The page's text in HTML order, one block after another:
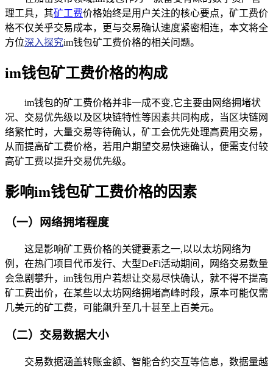
理工具，其矿工费价格始终是用户关注的核心要点，矿工费价
格不仅关乎交易成本，更与交易确认速度紧密相连，本文将全
方位深入探究im钱包矿工费价格的相关问题。
im钱包矿工费价格的构成
im钱包的矿工费价格并非一成不变,它主要由网络拥堵状
况、交易优先级以及区块链特性等因素共同构成，当区块链网
络繁忙时，大量交易等待确认，矿工会优先处理高费用交易，
从而提高矿工费价格，若用户期望交易快速确认，便需支付较
高矿工费以提升交易优先级。
影响im钱包矿工费价格的因素
（一）网络拥堵程度
这是影响矿工费价格的关键要素之一,以以太坊网络为
例，在热门项目代币发行、大型DeFi活动期间，网络交易数量
会急剧攀升，im钱包用户若想让交易尽快确认，就不得不提高
矿工费出价，在某些以太坊网络拥堵高峰时段，原本可能仅需
几美元的矿工费，可能飙升至几十甚至上百美元。
（二）交易数据大小
交易数据涵盖转账金额、智能合约交互等信息，数据量越